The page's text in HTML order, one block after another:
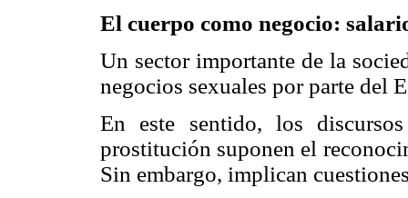
El cuerpo como negocio:
Un sector importante de la
negocios sexuales por parte del
En este sentido, los
prostitución suponen el
Sin embargo, implican